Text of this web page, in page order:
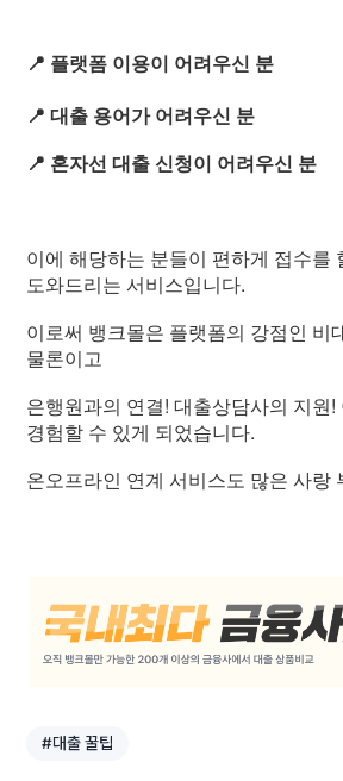
📍 플랫폼 이용이 어려우신 분
📍 대출 용어가 어려우신 분
📍 혼자선 대출 신청이 어려우신 분
이에 해당하는 분들이 편하게 접수를
도와드리는 서비스입니다.
이로써 뱅크몰은 플랫폼의 강점인 비
물론이고
은행원과의 연결! 대출상담사의 지원!
경험할 수 있게 되었습니다.
온오프라인 연계 서비스도 많은 사랑
#대출 꿀팁